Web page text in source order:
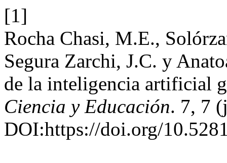
[1]
Rocha Chasi, M.E.,
Segura Zarchi, J.C. y
de la inteligencia artificial
Ciencia y Educación. 7, 7
DOI:https://doi.org/